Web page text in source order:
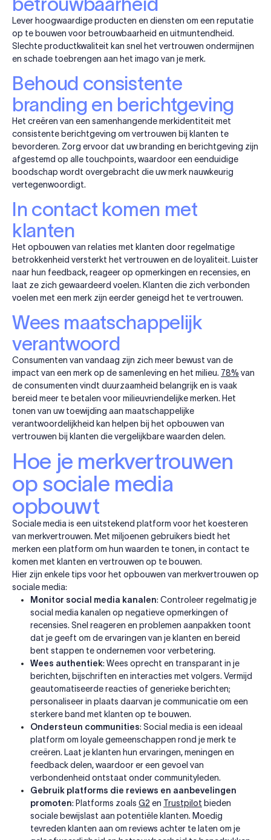
Lever hoogwaardige producten en diensten om een reputatie
op te bouwen voor betrouwbaarheid en uitmuntendheid.
Slechte productkwaliteit kan snel het vertrouwen ondermijnen
en schade toebrengen aan het imago van je merk.
Behoud consistente
branding en berichtgeving
Het creëren van een samenhangende merkidentiteit met
consistente berichtgeving om vertrouwen bij klanten te
bevorderen. Zorg ervoor dat uw branding en berichtgeving zijn
afgestemd op alle touchpoints, waardoor een eenduidige
boodschap wordt overgebracht die uw merk nauwkeurig
vertegenwoordigt.
In contact komen met
klanten
Het opbouwen van relaties met klanten door regelmatige
betrokkenheid versterkt het vertrouwen en de loyaliteit. Luister
naar hun feedback, reageer op opmerkingen en recensies, en
laat ze zich gewaardeerd voelen. Klanten die zich verbonden
voelen met een merk zijn eerder geneigd het te vertrouwen.
Wees maatschappelijk
verantwoord
Consumenten van vandaag zijn zich meer bewust van de
impact van een merk op de samenleving en het milieu. 78% van
de consumenten vindt duurzaamheid belangrijk en is vaak
bereid meer te betalen voor milieuvriendelijke merken. Het
tonen van uw toewijding aan maatschappelijke
verantwoordelijkheid kan helpen bij het opbouwen van
vertrouwen bij klanten die vergelijkbare waarden delen.
Hoe je merkvertrouwen
op sociale media
opbouwt
Sociale media is een uitstekend platform voor het koesteren
van merkvertrouwen. Met miljoenen gebruikers biedt het
merken een platform om hun waarden te tonen, in contact te
komen met klanten en vertrouwen op te bouwen.
Hier zijn enkele tips voor het opbouwen van merkvertrouwen op
sociale media:
Monitor social media kanalen: Controleer regelmatig je
social media kanalen op negatieve opmerkingen of
recensies. Snel reageren en problemen aanpakken toont
dat je geeft om de ervaringen van je klanten en bereid
bent stappen te ondernemen voor verbetering.
Wees authentiek: Wees oprecht en transparant in je
berichten, bijschriften en interacties met volgers. Vermijd
geautomatiseerde reacties of generieke berichten;
personaliseer in plaats daarvan je communicatie om een
sterkere band met klanten op te bouwen.
Ondersteun communities: Social media is een ideaal
platform om loyale gemeenschappen rond je merk te
creëren. Laat je klanten hun ervaringen, meningen en
feedback delen, waardoor er een gevoel van
verbondenheid ontstaat onder communityleden.
Gebruik platforms die reviews en aanbevelingen
promoten: Platforms zoals G2 en Trustpilot bieden
sociale bewijslast aan potentiële klanten. Moedig
tevreden klanten aan om reviews achter te laten om je